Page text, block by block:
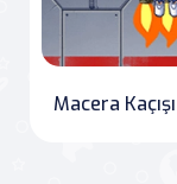
Macera Kaçışı